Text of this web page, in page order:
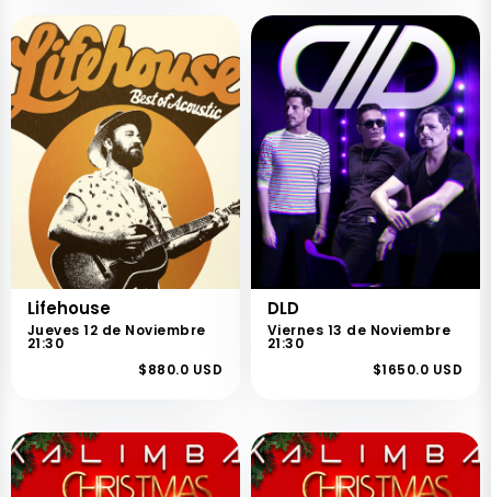
Lifehouse
Jueves 12 de Noviembre
21:30
$880.0 USD
DLD
Viernes 13 de Noviembre
21:30
$1650.0 USD